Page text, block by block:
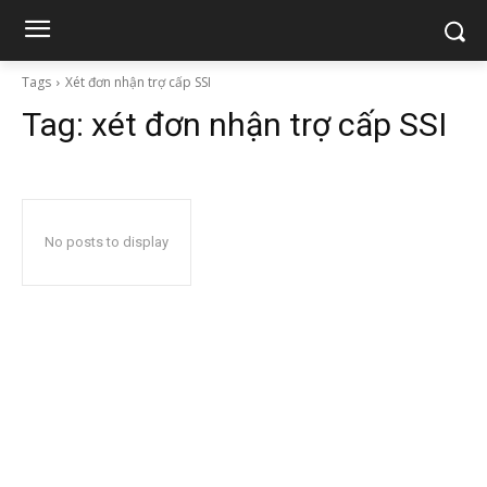
Tags Xét đơn nhận trợ cấp SSI
Tag: xét đơn nhận trợ cấp SSI
No posts to display